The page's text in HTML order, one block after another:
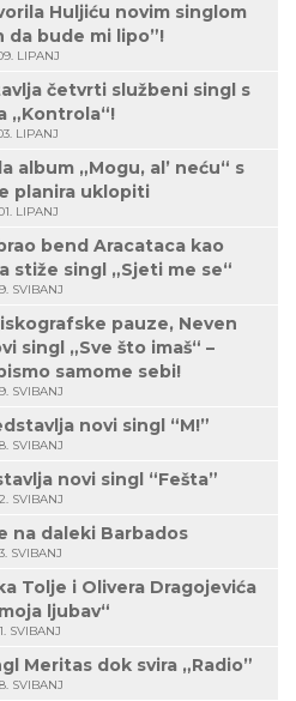
Huljiću novim singlom
da bude mi lipo”!
LIPANJ
četvrti službeni singl s
„Kontrola“!
LIPANJ
album „Mogu, al’ neću“ s
planira uklopiti
LIPANJ
bend Aracataca kao
stiže singl „Sjeti me se“
SVIBANJ
pauze, Neven
singl „Sve što imaš“ –
samome sebi!
SVIBANJ
novi singl “M!”
SVIBANJ
novi singl “Fešta”
SVIBANJ
na daleki Barbados
SVIBANJ
Tolje i Olivera Dragojevića
ljubav“
SVIBANJ
Meritas dok svira „Radio”
SVIBANJ